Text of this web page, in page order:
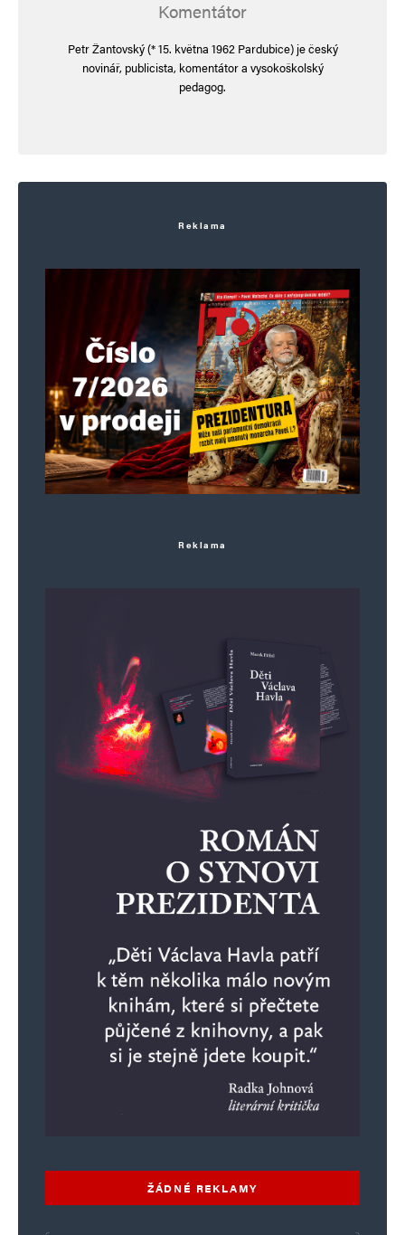
Informujte mě o nových komentářích e-mailem.
Informujte mě o nových příspěvcích e-mailem.
Alternative:
Komentátor
Petr Žantovský (* 15. května 1962 Pardubice) je český
novinář, publicista, komentátor a vysokoškolský
pedagog.
Reklama
Reklama
ŽÁDNÉ REKLAMY